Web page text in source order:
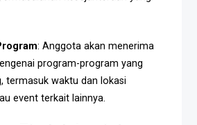
: Anggota akan menerima
program-program yang
termasuk waktu dan lokasi
event terkait lainnya.